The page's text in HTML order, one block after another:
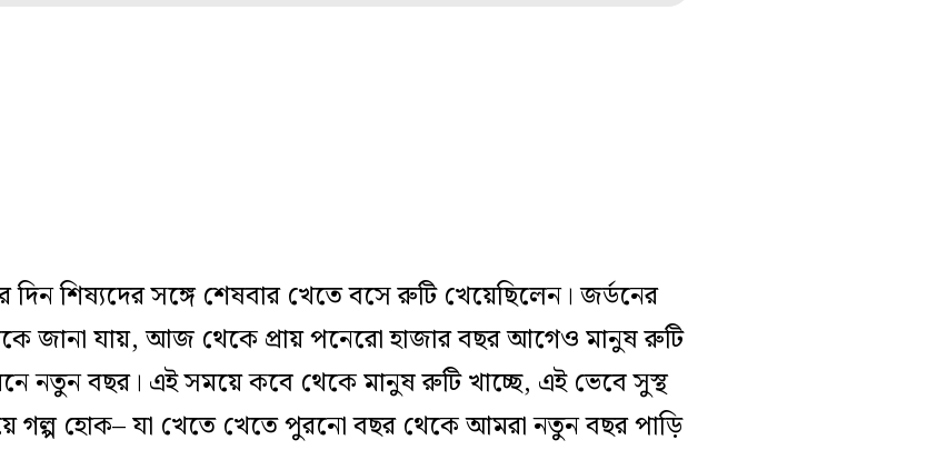
দিন শিষ্যদের সঙ্গে শেষবার খেতে বসে রুটি খেয়েছিলেন। জর্ডনের
থেকে জানা যায়, আজ থেকে প্রায় পনেরো হাজার বছর আগেও মানুষ রুটি
নতুন বছর। এই সময়ে কবে থেকে মানুষ রুটি খাচ্ছে, এই ভেবে সুস্থ
গল্প হোক– যা খেতে খেতে পুরনো বছর থেকে আমরা নতুন বছর পাড়ি